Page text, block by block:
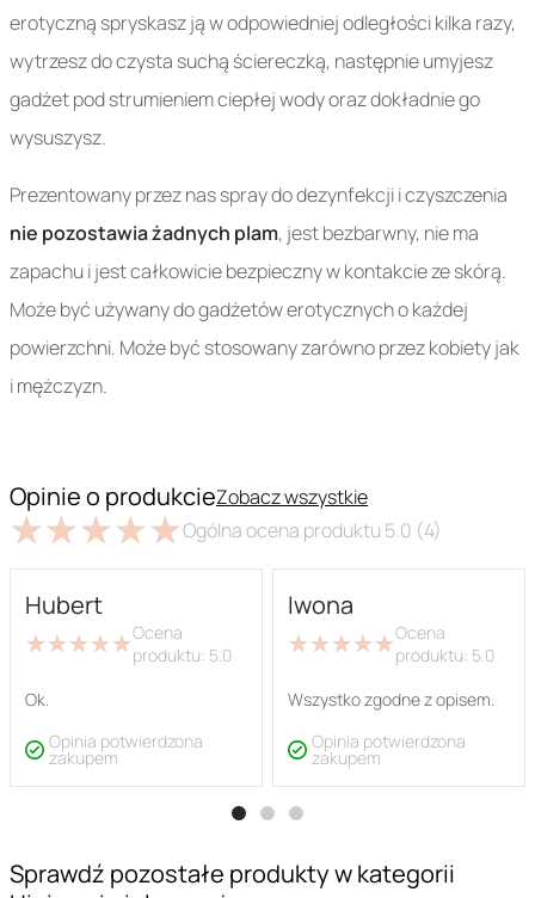
erotyczną spryskasz ją w odpowiedniej odległości kilka razy,
wytrzesz do czysta suchą ściereczką, następnie umyjesz
gadżet pod strumieniem ciepłej wody oraz dokładnie go
wysuszysz.
Prezentowany przez nas spray do dezynfekcji i czyszczenia
nie pozostawia żadnych plam, jest bezbarwny, nie ma
zapachu i jest całkowicie bezpieczny w kontakcie ze skórą.
Może być używany do gadżetów erotycznych o każdej
powierzchni. Może być stosowany zarówno przez kobiety jak
i mężczyzn.
Opinie o produkcieZobacz wszystkie
★★★★★
★★★★★Ogólna ocena produktu 5.0 (4)
Hubert
★★★★★
★★★★★Ocena
produktu: 5.0
Ok.
Opinia potwierdzona
zakupem
Iwona
★★★★★
★★★★★Ocena
produktu: 5.0
Wszystko zgodne z opisem.
Opinia potwierdzona
zakupem
Sprawdź pozostałe produkty w kategorii